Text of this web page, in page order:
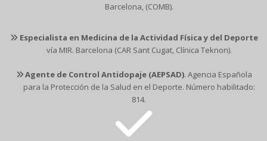
Barcelona, (COMB).
Especialista en Medicina de la Actividad Física y del Deporte
vía MIR. Barcelona (CAR Sant Cugat, Clínica Teknon).
Agente de Control Antidopaje (AEPSAD). Agencia Española
para la Protección de la Salud en el Deporte. Número habilitado:
814.